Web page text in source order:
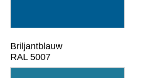
Briljantblauw
RAL 5007